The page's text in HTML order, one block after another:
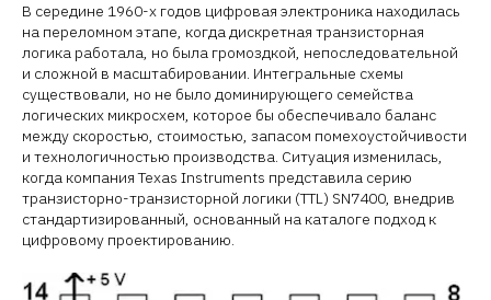
В середине 1960-х годов цифровая электроника находилась
на переломном этапе, когда дискретная транзисторная
логика работала, но была громоздкой, непоследовательной
и сложной в масштабировании. Интегральные схемы
существовали, но не было доминирующего семейства
логических микросхем, которое бы обеспечивало баланс
между скоростью, стоимостью, запасом помехоустойчивости
и технологичностью производства. Ситуация изменилась,
когда компания Texas Instruments представила серию
транзисторно-транзисторной логики (TTL) SN7400, внедрив
стандартизированный, основанный на каталоге подход к
цифровому проектированию.